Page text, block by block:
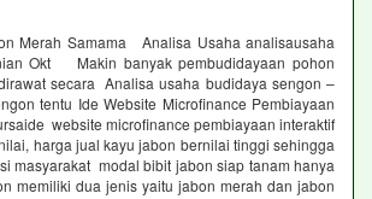
Merah Samama Analisa Usaha analisausaha
Okt Makin banyak pembudidayaan pohon
secara Analisa usaha budidaya sengon –
tentu Ide Website Microfinance Pembiayaan
website microfinance pembiayaan interaktif
harga jual kayu jabon bernilai tinggi sehingga
masyarakat modal bibit jabon siap tanam hanya
dua jenis yaitu jabon merah dan jabon